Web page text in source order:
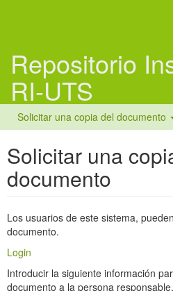
Repositorio
RI-UTS
Solicitar una copia del documento
Solicitar una
documento
Los usuarios de este sistema,
documento.
Login
Introducir la siguiente información
documento a la persona responsable.